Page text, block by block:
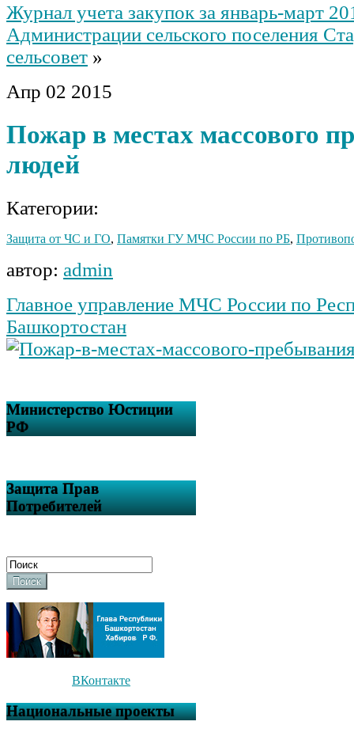
Журнал учета закупок за январь-март
Администрации сельского поселения
сельсовет »
Апр 02 2015
Пожар в местах массового
людей
Категории:
Защита от ЧС и ГО, Памятки ГУ МЧС России по РБ,
автор: admin
Главное управление МЧС России по
Башкортостан
Министерство Юстиции
РФ
Защита Прав
Потребителей
Поиск
ВКонтакте
Национальные проекты